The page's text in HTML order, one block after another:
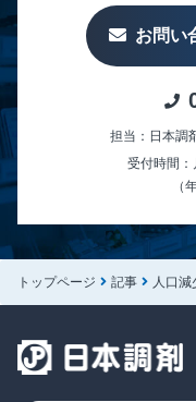
お問い
担当：日本調
受付時間
（
トップページ 記事 人口